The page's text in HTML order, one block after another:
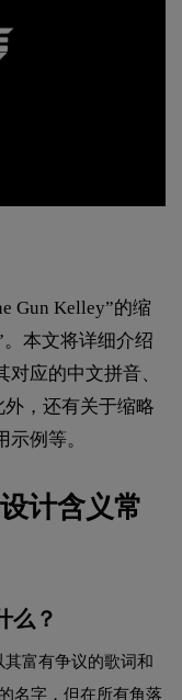
Gun Kelley”的缩
本文将详细介绍
应的中文拼音、
，还有关于缩略
例等。
计含义常
么？
富有争议的歌词和
名字，但在所有角落